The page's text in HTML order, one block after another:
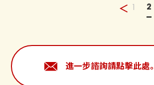
1 2
進一步諮詢請點擊此處。